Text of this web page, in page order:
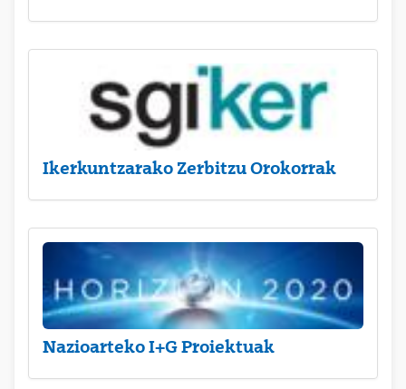
Ikerkuntzarako Zerbitzu Orokorrak
Nazioarteko I+G Proiektuak